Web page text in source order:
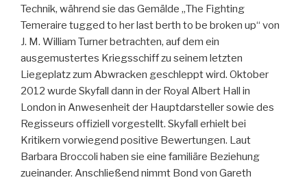
Technik, während sie das Gemälde „The Fighting
Temeraire tugged to her last berth to be broken up“ von
J. M. William Turner betrachten, auf dem ein
ausgemustertes Kriegsschiff zu seinem letzten
Liegeplatz zum Abwracken geschleppt wird. Oktober
2012 wurde Skyfall dann in der Royal Albert Hall in
London in Anwesenheit der Hauptdarsteller sowie des
Regisseurs offiziell vorgestellt. Skyfall erhielt bei
Kritikern vorwiegend positive Bewertungen. Laut
Barbara Broccoli haben sie eine familiäre Beziehung
zueinander. Anschließend nimmt Bond von Gareth